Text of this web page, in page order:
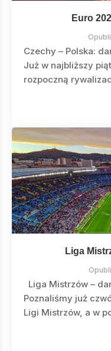
Euro
Czechy – Polska:
Już w najbliższy
rozpoczną
Liga
Liga Mistrzów –
Poznaliśmy już
Ligi Mistrzów, a w